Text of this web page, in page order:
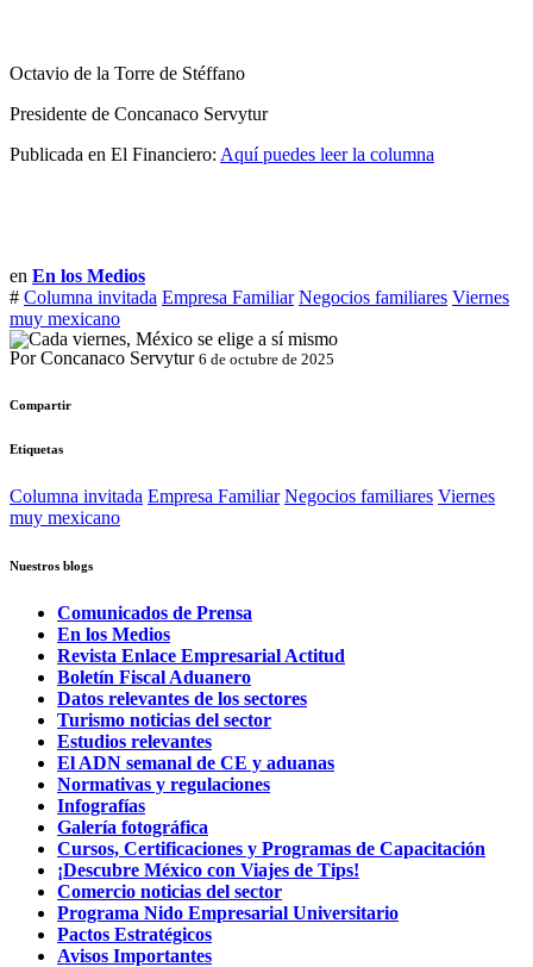
Octavio de la Torre de Stéffano
Presidente de Concanaco Servytur
Publicada en El Financiero: Aquí puedes leer la columna
en En los Medios
# Columna invitada Empresa Familiar Negocios familiares Viernes
muy mexicano
Por Concanaco Servytur 6 de octubre de 2025
Compartir
Etiquetas
Columna invitada Empresa Familiar Negocios familiares Viernes
muy mexicano
Nuestros blogs
Comunicados de Prensa
En los Medios
Revista Enlace Empresarial Actitud
Boletín Fiscal Aduanero
Datos relevantes de los sectores
Turismo noticias del sector
Estudios relevantes
El ADN semanal de CE y aduanas
Normativas y regulaciones
Infografías
Galería fotográfica
Cursos, Certificaciones y Programas de Capacitación
¡Descubre México con Viajes de Tips!
Comercio noticias del sector
Programa Nido Empresarial Universitario
Pactos Estratégicos
Avisos Importantes